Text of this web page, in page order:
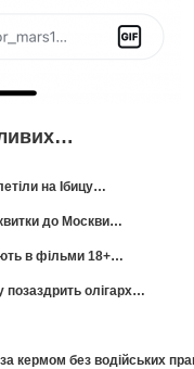
на Ібицу…
до Москви…
в фільми 18+…
позаздрить олігарх…
кермом без водійських